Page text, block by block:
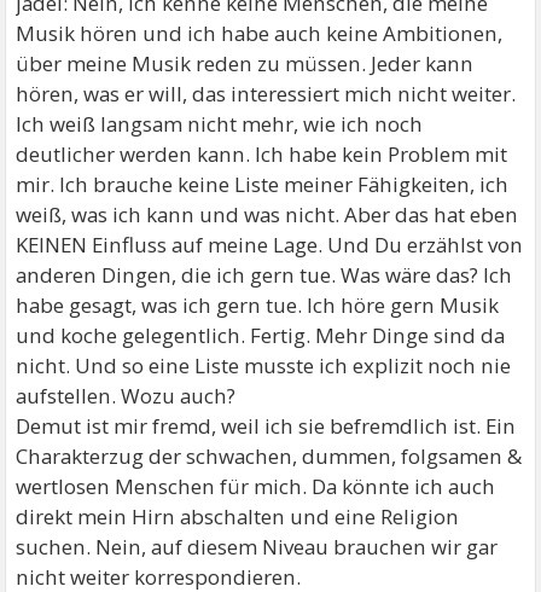
Musik hören und ich habe auch keine Ambitionen,
über meine Musik reden zu müssen. Jeder kann
hören, was er will, das interessiert mich nicht weiter.
Ich weiß langsam nicht mehr, wie ich noch
deutlicher werden kann. Ich habe kein Problem mit
mir. Ich brauche keine Liste meiner Fähigkeiten, ich
weiß, was ich kann und was nicht. Aber das hat eben
KEINEN Einfluss auf meine Lage. Und Du erzählst von
anderen Dingen, die ich gern tue. Was wäre das? Ich
habe gesagt, was ich gern tue. Ich höre gern Musik
und koche gelegentlich. Fertig. Mehr Dinge sind da
nicht. Und so eine Liste musste ich explizit noch nie
aufstellen. Wozu auch?
Demut ist mir fremd, weil ich sie befremdlich ist. Ein
Charakterzug der schwachen, dummen, folgsamen &
wertlosen Menschen für mich. Da könnte ich auch
direkt mein Hirn abschalten und eine Religion
suchen. Nein, auf diesem Niveau brauchen wir gar
nicht weiter korrespondieren.